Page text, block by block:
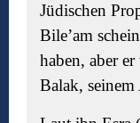
Jüdischen
Bile’am
haben, aber
Balak, seinem